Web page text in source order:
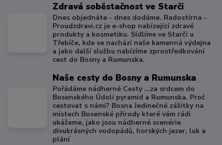
Zdravá soběstačnost ve Starči
Dnes objednáte - dnes dodáme. Radostírna -
Proudzdravi.cz je e-shop nabízející zdravé
produkty a kosmetiku. Sídlíme ve Starči u
Třebíče, kde se nachází naše kamenná výdejna
a jako další službu nabízíme zprostředkování
cest do Bosny a Rumunska.
Naše cesty do Bosny a Rumunska
Pořádáme nádherné Cesty ...za srdcem do
Bosenského Údolí pyramid a Rumunska. Proč
cestovat s námi? Bosna Jedinečné zážitky na
místech Bosenské přírody které vám rádi
ukážeme, jako jsou nádherné scenérie
divukrásných vodopádů, horských jezer, luk a
plání